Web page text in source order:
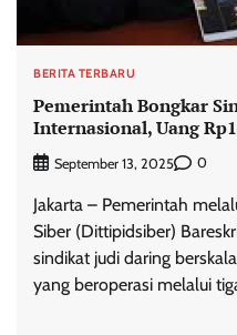
BERITA TERBARU
Pemerintah Bongkar
Internasional, Uang
September 13, 2025 0
Jakarta – Pemerintah
Siber (Dittipidsiber)
sindikat judi daring
yang beroperasi melalui